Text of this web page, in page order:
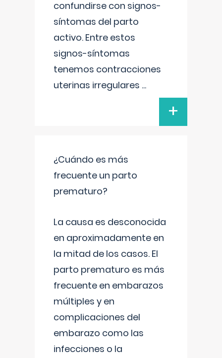
confundirse con signos-
síntomas del parto
activo. Entre estos
signos-síntomas
tenemos contracciones
uterinas irregulares ...
+
¿Cuándo es más
frecuente un parto
prematuro?
La causa es desconocida
en aproximadamente en
la mitad de los casos. El
parto prematuro es más
frecuente en embarazos
múltiples y en
complicaciones del
embarazo como las
infecciones o la